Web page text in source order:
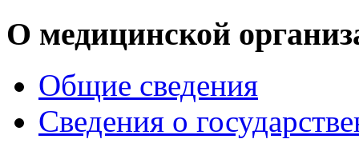
О медицинской
Общие сведения
Сведения о